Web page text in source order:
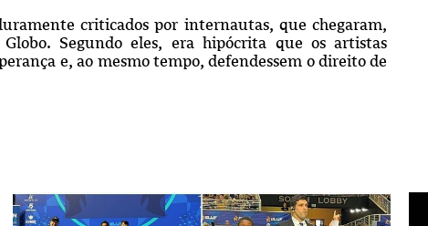
criticados por internautas, que chegaram,
Segundo eles, era hipócrita que os artistas
e, ao mesmo tempo, defendessem o direito de